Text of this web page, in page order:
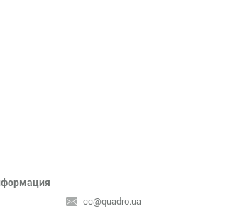
cc@quadro.ua